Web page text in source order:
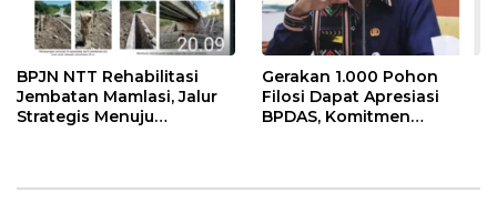
BPJN NTT Rehabilitasi
Jembatan Mamlasi, Jalur
Strategis Menuju
Gerakan 1.000 Pohon
Filosi Dapat Apresiasi
BPDAS, Komitmen